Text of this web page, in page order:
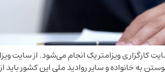
ویزامتریک انجام می‌شود. از سایت
به خانواده و سایر روادید ملی این کشور